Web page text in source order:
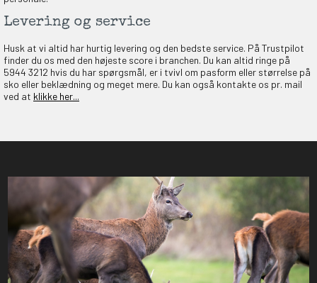
Levering og service
Husk at vi altid har hurtig levering og den bedste service. På Trustpilot
finder du os med den højeste score i branchen. Du kan altid ringe på
5944 3212 hvis du har spørgsmål, er i tvivl om pasform eller størrelse på
sko eller beklædning og meget mere. Du kan også kontakte os pr. mail
ved at klikke her...